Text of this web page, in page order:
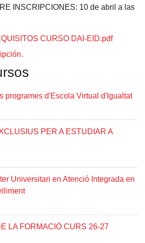
INSCRIPCIONES: 10 de abril a las
CURSO DAI-EID.pdf
programes d'Escola Virtual d'Igualtat
PER A ESTUDIAR A
Universitari en Atenció Integrada en
LA FORMACIÓ CURS 26-27